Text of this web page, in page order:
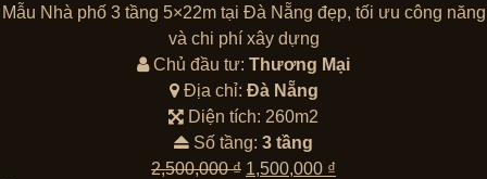
là:
2,500,000 ₫.
tại
1,500,000 ₫.
Mẫu Nhà phố 3 tầng 5×22m tại Đà Nẵng đẹp, tối ưu công năng
và chi phí xây dựng
Chủ đầu tư: Thương Mại
Địa chỉ: Đà Nẵng
Diện tích: 260m2
Số tầng: 3 tầng
2,500,000₫ Giá
1,500,000 ₫